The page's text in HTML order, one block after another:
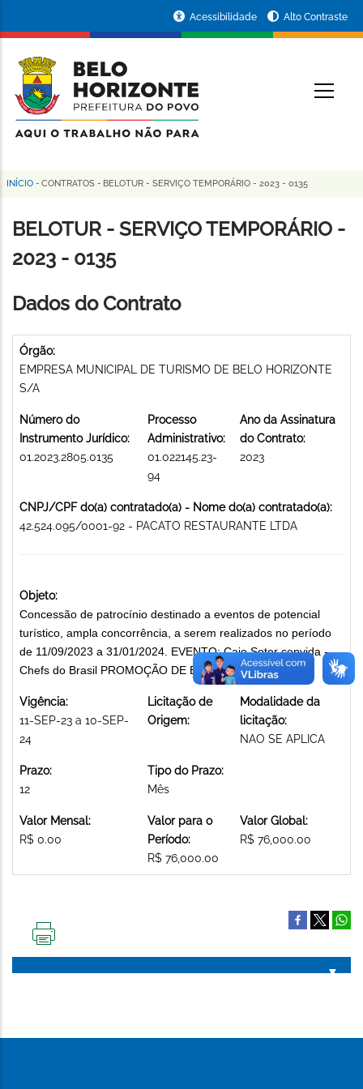
conteúdo
principal
da
Prefeitura
de
Horizonte
Acessibilidade Alto Contraste
Trilha
de
navegação
INÍCIO - CONTRATOS - BELOTUR - SERVIÇO TEMPORÁRIO - 2023 - 0135
BELOTUR - SERVIÇO TEMPORÁRIO -
2023 - 0135
Dados do Contrato
Órgão:
EMPRESA MUNICIPAL DE TURISMO DE BELO HORIZONTE
S/A
Número do
Instrumento Jurídico:
01.2023.2805.0135
Processo
Administrativo:
01.022145.23-
94
Ano da Assinatura
do Contrato:
2023
CNPJ/CPF do(a) contratado(a) - Nome do(a) contratado(a):
42.524.095/0001-92 - PACATO RESTAURANTE LTDA
Objeto:
Concessão de patrocínio destinado a eventos de potencial
turístico, ampla concorrência, a serem realizados no período
de 11/09/2023 a 31/01/2024. EVENTO: Caio Soter convida -
Chefs do Brasil PROMOÇÃO DE EVENTOS
Vigência:
11-SEP-23 a 10-SEP-
24
Licitação de
Origem:
Modalidade da
licitação:
NAO SE APLICA
Prazo:
12
Tipo do Prazo:
Mês
Valor Mensal:
R$ 0.00
Valor para o
Período:
R$ 76,000.00
Valor Global:
R$ 76,000.00
PÁGINA